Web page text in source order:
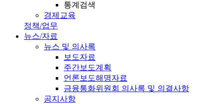
통계검색
경제교육
정책/업무
뉴스/자료
뉴스 및 의사록
보도자료
주간보도계획
언론보도해명자료
금융통화위원회 의사록 및 의결사항
공지사항